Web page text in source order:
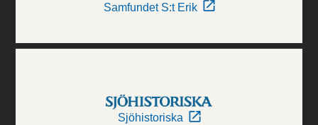
Samfundet S:t Erik
Sjöhistoriska